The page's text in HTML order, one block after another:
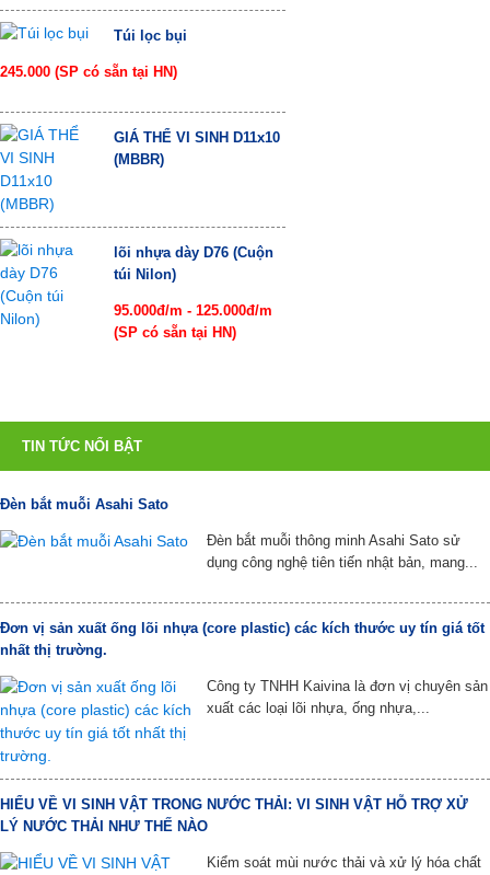
Túi lọc bụi
245.000 (SP có sẵn tại HN)
GIÁ THỂ VI SINH D11x10
(MBBR)
lõi nhựa dày D76 (Cuộn
túi Nilon)
95.000đ/m - 125.000đ/m
(SP có sẵn tại HN)
TIN TỨC NỔI BẬT
Đèn bắt muỗi Asahi Sato
Đèn bắt muỗi thông minh Asahi Sato sử
dụng công nghệ tiên tiến nhật bản, mang...
Đơn vị sản xuất ống lõi nhựa (core plastic) các kích thước uy tín giá tốt
nhất thị trường.
Công ty TNHH Kaivina là đơn vị chuyên sản
xuất các loại lõi nhựa, ống nhựa,...
HIỂU VỀ VI SINH VẬT TRONG NƯỚC THẢI: VI SINH VẬT HỖ TRỢ XỬ
LÝ NƯỚC THẢI NHƯ THẾ NÀO
Kiểm soát mùi nước thải và xử lý hóa chất